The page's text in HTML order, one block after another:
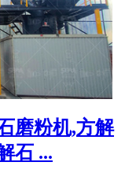
磨粉机,方解
石 ...